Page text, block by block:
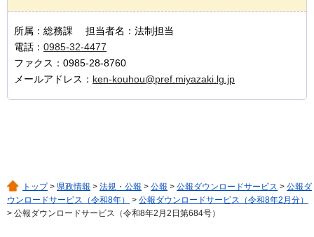
所属：総務課 担当者名：法制担当
電話： 0985-32-4477
ファクス：0985-28-8760
メールアドレス： ken-kouhou@pref.miyazaki.lg.jp
トップ> 県政情報 > 法規・公報 > 公報 > 公報ダウンロードサービス > 公報ダ
ウンロードサービス（令和8年）
> 公報ダウンロードサービス（令和8年2月分）
> 公報ダウンロードサービス（令和8年2月2日第684号）